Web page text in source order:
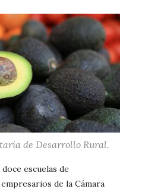
de Desarrollo Rural.
escuelas de
de la Cámara